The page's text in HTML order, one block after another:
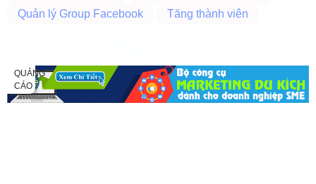
Quản lý Group Facebook
Tăng thành viên
QUẢNG
CÁO